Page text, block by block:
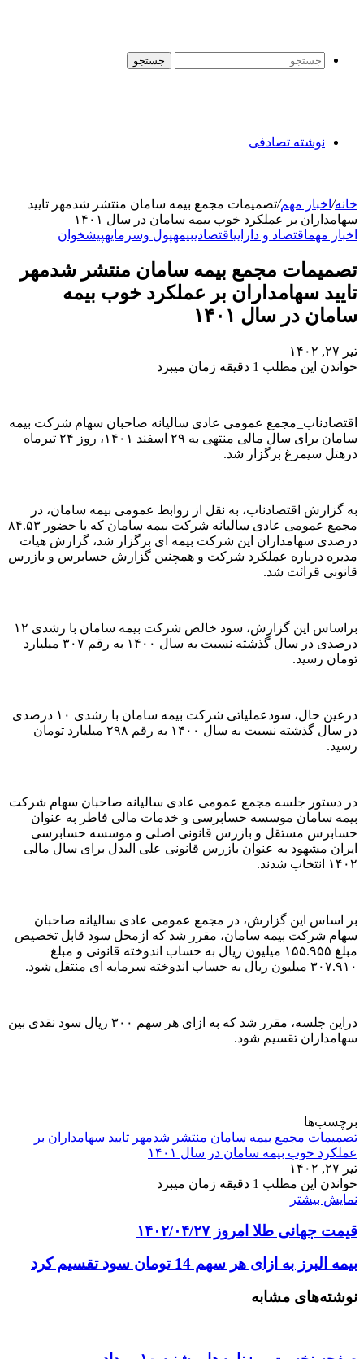
جستجو
نوشته تصادفی
خانه/ اخبار مهم/تصمیمات مجمع بیمه سامان منتشر شدمهر تایید
سهامداران بر عملکرد خوب بیمه سامان در سال ۱۴۰۱
اخبار مهماقتصاد و داراییاقتصادیبیمهپول وسرمایهپیشخوان
تصمیمات مجمع بیمه سامان منتشر شدمهر
تایید سهامداران بر عملکرد خوب بیمه
سامان در سال ۱۴۰۱
تیر ۲۷, ۱۴۰۲
خواندن این مطلب 1 دقیقه زمان میبرد
اقتصادناب_مجمع عمومی عادی سالیانه صاحبان سهام شرکت بیمه
سامان برای سال مالی منتهی به ۲۹ اسفند ۱۴۰۱، روز ۲۴ تیرماه
درهتل سیمرغ برگزار شد.
به گزارش اقتصادناب، به نقل از روابط عمومی بیمه سامان، در
مجمع عمومی عادی سالیانه شرکت بیمه سامان که با حضور ۸۴.۵۳
درصدی سهامداران این شرکت بیمه ای برگزار شد، گزارش هیات
مدیره درباره عملکرد شرکت و همچنین گزارش حسابرس و بازرس
قانونی قرائت شد.
براساس این گزارش، سود خالص شرکت بیمه سامان با رشدی ۱۲
درصدی در سال گذشته نسبت به سال ۱۴۰۰ به رقم ۳۰۷ میلیارد
تومان رسید.
درعین حال، سودعملیاتی شرکت بیمه سامان با رشدی ۱۰ درصدی
در سال گذشته نسبت به سال ۱۴۰۰ به رقم ۲۹۸ میلیارد تومان
رسید.
در دستور جلسه مجمع عمومی عادی سالیانه صاحبان سهام شرکت
بیمه سامان موسسه حسابرسی و خدمات مالی فاطر به عنوان
حسابرس مستقل و بازرس قانونی اصلی و موسسه حسابرسی
ایران مشهود به عنوان بازرس قانونی علی البدل برای سال مالی
۱۴۰۲ انتخاب شدند.
بر اساس این گزارش، در مجمع عمومی عادی سالیانه صاحبان
سهام شرکت بیمه سامان، مقرر شد که ازمحل سود قابل تخصیص
مبلغ ۱۵۵.۹۵۵ میلیون ریال به حساب اندوخته قانونی و مبلغ
۳۰۷.۹۱۰ میلیون ریال به حساب اندوخته سرمایه ای منتقل شود.
دراین جلسه، مقرر شد که به ازای هر سهم ۳۰۰ ریال سود نقدی بین
سهامداران تقسیم شود.
برچسب‌ها
تصمیمات مجمع بیمه سامان منتشر شدمهر تایید سهامداران بر
عملکرد خوب بیمه سامان در سال ۱۴۰۱
تیر ۲۷, ۱۴۰۲
خواندن این مطلب 1 دقیقه زمان میبرد
نمایش بیشتر
قیمت جهانی طلا امروز ۱۴۰۲/۰۴/۲۷
بیمه البرز به ازای هر سهم 14 تومان سود تقسیم کرد
نوشته‌های مشابه